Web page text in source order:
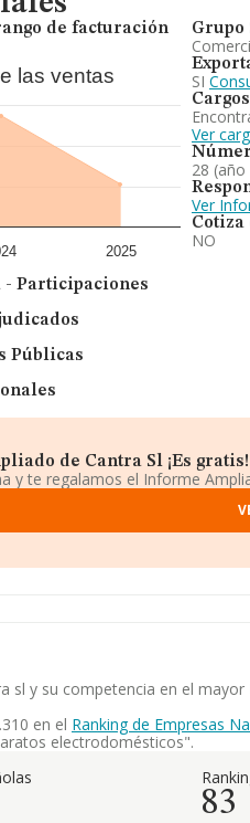
de facturación
las ventas
2025
Participaciones
Públicas
Grupo
SI
Cargos
Ver
28 (año
Ver
Cotiza
NO
de Cantra Sl ¡Es gratis!
y te regalamos el Informe
sl y su competencia en el mayor
en el Ranking de Empresas
electrodomésticos".
83